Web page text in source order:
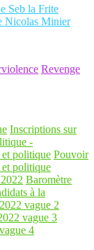
Seb la Frite
Nicolas Minier
Revenge
Inscriptions sur
-
et politique Pouvoir
politique
Baromètre
à la
vague 2
vague 3
4